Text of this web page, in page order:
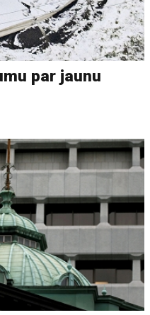
par jaunu